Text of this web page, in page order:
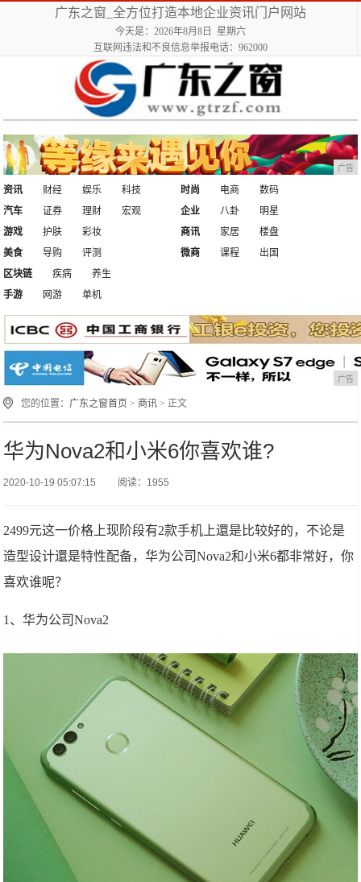
广东之窗_全方位打造本地企业资讯门户网站
今天是：2026年8月8日 星期六
互联网违法和不良信息举报电话：962000
广告
资讯 财经 娱乐
科技
汽车
证券 理财 宏观
时尚 电商
数码
企业
八卦
明星
游戏
护肤
彩妆
美食
导购 评测
商讯 家居
楼盘
微商
课程
出国
区块链
疾病
养生
手游
网游 单机
广告
您的位置： 广东之窗首页 > 商讯 > 正文
华为Nova2和小米6你喜欢谁?
2020-10-19 05:07:15 阅读：1955
2499元这一价格上现阶段有2款手机上還是比较好的，不论是
造型设计還是特性配备，华为公司Nova2和小米6都非常好，你
喜欢谁呢？
1、华为公司Nova2